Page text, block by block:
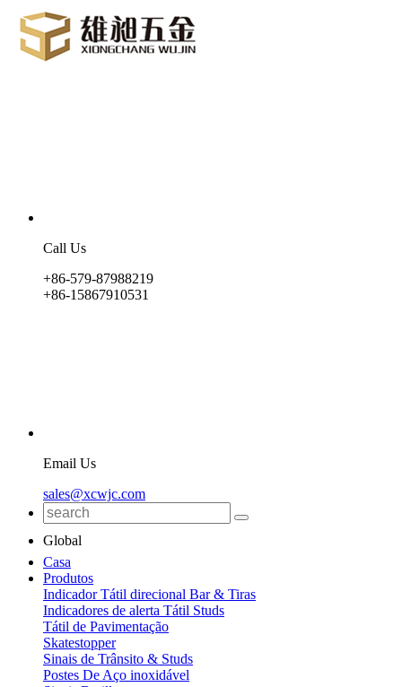
Call Us
+86-579-87988219
+86-15867910531
Email Us
sales@xcwjc.com
Global
Casa
Produtos
Indicador Tátil direcional Bar & Tiras
Indicadores de alerta Tátil Studs
Tátil de Pavimentação
Skatestopper
Sinais de Trânsito & Studs
Postes De Aço inoxidável